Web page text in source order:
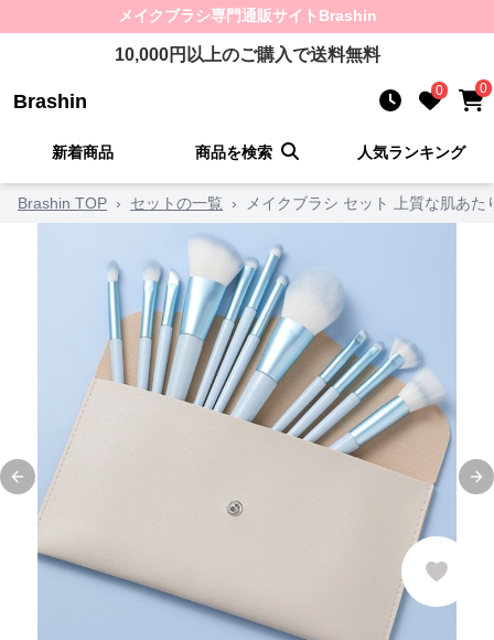
メイクブラシ専門通販サイト Brashin
10,000円以上のご購入で送料無料
Brashin 0 0
新着商品 商品を検索 人気ランキング
Brashin TOP › セットの一覧 › メイクブラシ セット 上質な肌あた
Previous slide